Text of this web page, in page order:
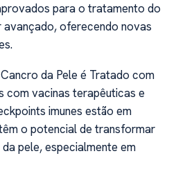
para o tratamento do
oferecendo novas
da Pele é Tratado com
com vacinas terapêuticas e
imunes estão em
o potencial de transformar
pele, especialmente em